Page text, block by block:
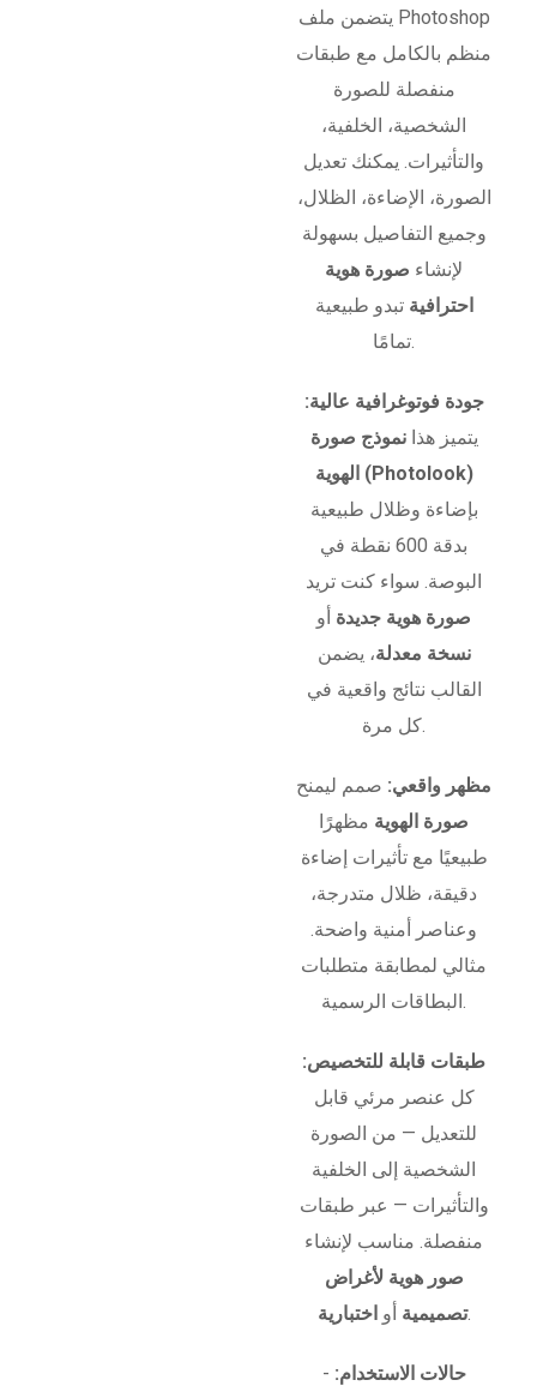
يتضمن ملف Photoshop
منظم بالكامل مع طبقات
منفصلة للصورة
الشخصية، الخلفية،
والتأثيرات. يمكنك تعديل
الصورة، الإضاءة، الظلال،
وجميع التفاصيل بسهولة
لإنشاء صورة هوية
احترافية تبدو طبيعية
تمامًا.
جودة فوتوغرافية عالية:
يتميز هذانموذج صورة
الهوية (Photolook)
بإضاءة وظلال طبيعية
بدقة 600 نقطة في
البوصة. سواء كنت تريد
صورة هوية جديدة أو
نسخة معدلة، يضمن
القالب نتائج واقعية في
كل مرة.
مظهر واقعي: صمم ليمنح
صورة الهوية مظهرًا
طبيعيًا مع تأثيرات إضاءة
دقيقة، ظلال متدرجة،
وعناصر أمنية واضحة.
مثالي لمطابقة متطلبات
البطاقات الرسمية.
طبقات قابلة للتخصيص:
كل عنصر مرئي قابل
للتعديل — من الصورة
الشخصية إلى الخلفية
والتأثيرات — عبر طبقات
منفصلة. مناسب لإنشاء
صور هوية لأغراض
تصميمية أو اختبارية .
حالات الاستخدام: -